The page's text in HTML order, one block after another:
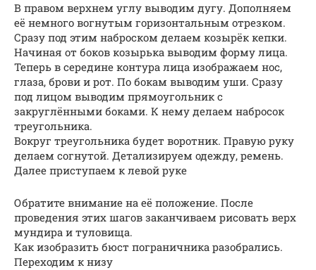
В правом верхнем углу выводим дугу. Дополняем
её немного вогнутым горизонтальным отрезком.
Сразу под этим наброском делаем козырёк кепки.
Начиная от боков козырька выводим форму лица.
Теперь в середине контура лица изображаем нос,
глаза, брови и рот. По бокам выводим уши. Сразу
под лицом выводим прямоугольник с
закруглёнными боками. К нему делаем набросок
треугольника.
Вокруг треугольника будет воротник. Правую руку
делаем согнутой. Детализируем одежду, ремень.
Далее приступаем к левой руке
Обратите внимание на её положение. После
проведения этих шагов заканчиваем рисовать верх
мундира и туловища.
Как изобразить бюст пограничника разобрались.
Переходим к низу